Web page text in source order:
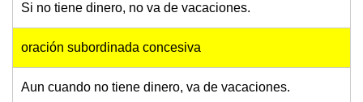
Si no tiene dinero, no va de vacaciones.
oración subordinada concesiva
Aun cuando no tiene dinero, va de vacaciones.